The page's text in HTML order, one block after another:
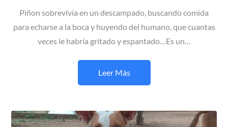
Piñon sobrevivía en un descampado, buscando comida
para echarse a la boca y huyendo del humano, que cuantas
veces le habría gritado y espantado…Es un…
Leer Más